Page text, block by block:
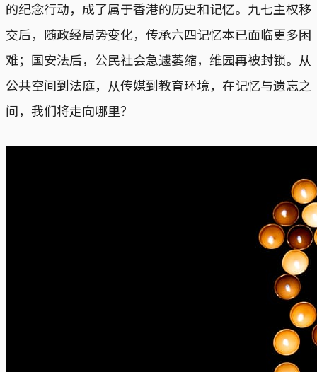
的纪念行动，成了属于香港的历史和记忆。九七主权移
交后，随政经局势变化，传承六四记忆本已面临更多困
难；国安法后，公民社会急遽萎缩，维园再被封锁。从
公共空间到法庭，从传媒到教育环境，在记忆与遗忘之
间，我们将走向哪里？